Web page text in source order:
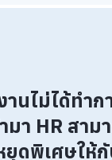
นไม่ได้ทำก
มา HR สา
ยุดพิเศษให้